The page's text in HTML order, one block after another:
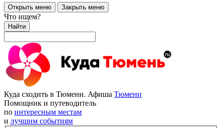
Открыть меню Закрыть меню
Что ищем?
Найти
Куда сходить в Тюмени. Афиша Тюмени
Помощник и путеводитель
по интересным местам
и лучшим событиям